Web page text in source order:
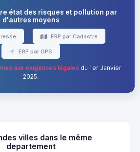
état des risques et pollution par
d'autres moyens
ERP par Cadastre
ERP par GPS
aux exigences légalesdu 1er Janvier
2025.
villes dans le même
departement